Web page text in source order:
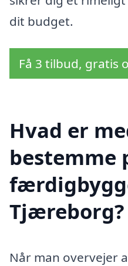
dit budget.
Få 3 tilbud, gratis
Hvad er
bestemme
Tjæreborg?
Når man overvejer